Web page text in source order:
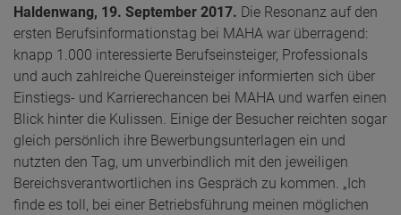
Haldenwang, 19. September 2017. Die Resonanz auf den
ersten Berufsinformationstag bei MAHA war überragend:
knapp 1.000 interessierte Berufseinsteiger, Professionals
und auch zahlreiche Quereinsteiger informierten sich über
Einstiegs- und Karrierechancen bei MAHA und warfen einen
Blick hinter die Kulissen. Einige der Besucher reichten sogar
gleich persönlich ihre Bewerbungsunterlagen ein und
nutzten den Tag, um unverbindlich mit den jeweiligen
Bereichsverantwortlichen ins Gespräch zu kommen. „Ich
finde es toll, bei einer Betriebsführung meinen möglichen